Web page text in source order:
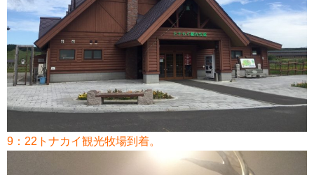
9：22トナカイ観光牧場到着。